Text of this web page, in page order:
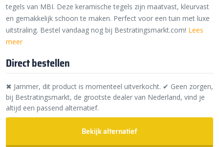
tegels van MBI. Deze keramische tegels zijn maatvast, kleurvast
en gemakkelijk schoon te maken. Perfect voor een tuin met luxe
uitstraling. Bestel vandaag nog bij Bestratingsmarkt.com! Lees
meer
Direct bestellen
✖ Jammer, dit product is momenteel uitverkocht. ✔ Geen zorgen,
bij Bestratingsmarkt, de grootste dealer van Nederland, vind je
altijd een passend alternatief.
Bekijk alternatief